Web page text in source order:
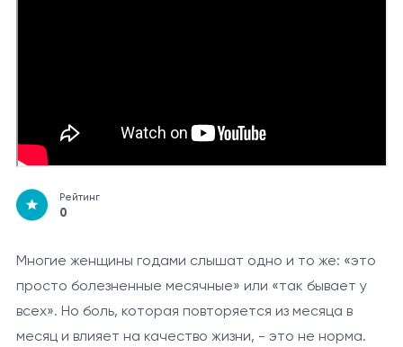
Рейтинг
0
Многие женщины годами слышат одно и то же: «это
просто болезненные месячные» или «так бывает у
всех». Но боль, которая повторяется из месяца в
месяц и влияет на качество жизни, - это не норма.